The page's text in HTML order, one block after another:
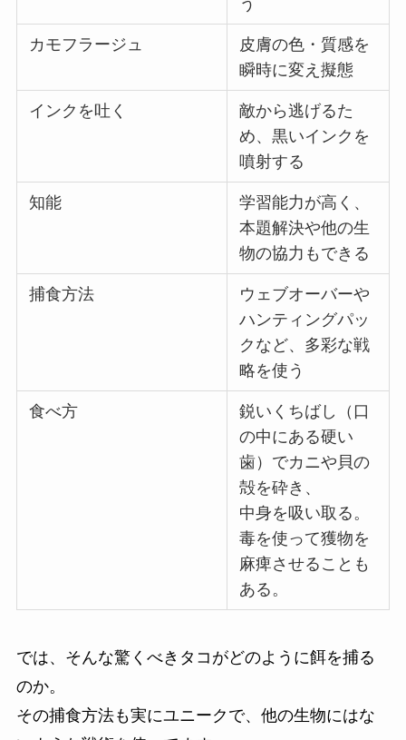
う
カモフラージュ
皮膚の色・質感を
瞬時に変え擬態
インクを吐く
敵から逃げるた
め、黒いインクを
噴射する
知能
学習能力が高く、
本題解決や他の生
物の協力もできる
捕食方法
ウェブオーバーや
ハンティングパッ
クなど、多彩な戦
略を使う
食べ方
鋭いくちばし（口
の中にある硬い
歯）でカニや貝の
殻を砕き、
中身を吸い取る。
毒を使って獲物を
麻痺させることも
ある。
では、そんな驚くべきタコがどのように餌を捕る
のか。
その捕食方法も実にユニークで、他の生物にはな